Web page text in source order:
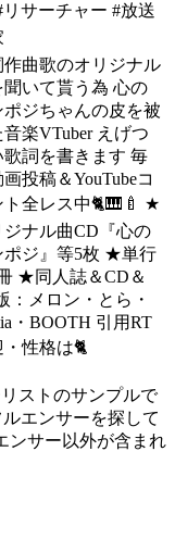
サーチャー #放送
作曲歌のオリジナル
聞いて貰う為 心の
ポジちゃんの皮を被
音楽VTuber えげつ
歌詞を書きます 毎
画投稿＆YouTubeコ
ト全レス中🐈🎹🍼 ★
ジナル曲CD『心の
ポジ』等5枚 ★単行
★同人誌＆CD＆
：メロン・とら・
・BOOTH 引用RT
性格は🐈
ストのサンプルで
エンサーを探して
ンサー以外が含まれ